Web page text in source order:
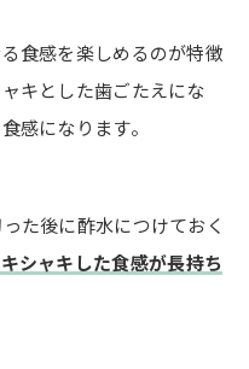
食感を楽しめるのが特徴
キとした歯ごたえにな
感になります。
た後に酢水につけておく
シャキした食感が長持ち